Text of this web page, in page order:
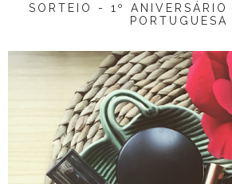
SORTEIO - 1º ANIVERSÁRIO
PORTUGUESA